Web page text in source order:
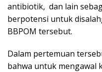
antibiotik, dan lain
berpotensi untuk
BBPOM tersebut.
Dalam pertemuan
bahwa untuk mengawal